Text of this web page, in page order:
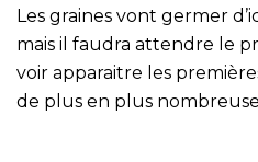
Les graines vont germer
mais il faudra attendre le
voir apparaitre les
de plus en plus